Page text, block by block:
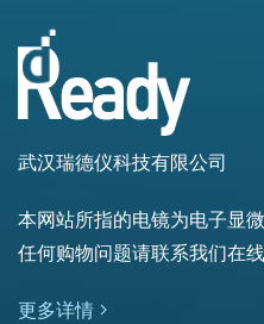
武汉瑞德仪科技有限公司
本网站所指的电镜为电子显
任何购物问题请联系我们在线
更多详情